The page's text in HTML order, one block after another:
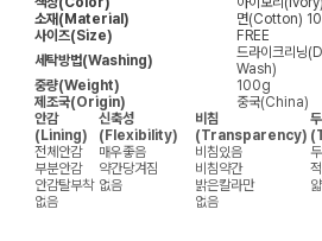
소재(Material)
면(Cotton)
사이즈(Size)
FREE
세탁방법(Washing)
드라이크리닝
Wash)
중량(Weight)
100g
제조국(Origin)
중국(China)
안감
(Lining)
신축성
(Flexibility)
비침
(Transparency)
전체안감
매우좋음 비침있음
부분안감
약간당겨짐 비침약간
안감탈부착 없음 밝은칼라만
없음
없음